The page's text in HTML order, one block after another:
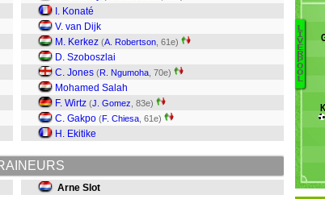
I. Konaté
V. van Dijk
M. Kerkez (A. Robertson , 61e)
D. Szoboszlai
C. Jones (R. Ngumoha , 70e)
Mohamed Salah
F. Wirtz (J. Gomez , 83e)
C. Gakpo (F. Chiesa , 61e)
H. Ekitike
Arne Slot
L
I
V
E
R
P
O
O
L